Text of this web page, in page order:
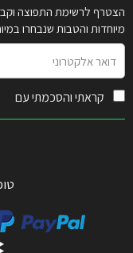
הצטרף לרשימת התפוצה
מיוחדות והטבות שנבחרו
אלקטרוני
קראתי והסכמתי עם
טופ-